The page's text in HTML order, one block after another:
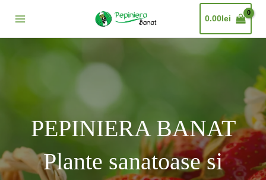
content
0.00lei
PEPINIERA BANAT
Plante sanatoase si